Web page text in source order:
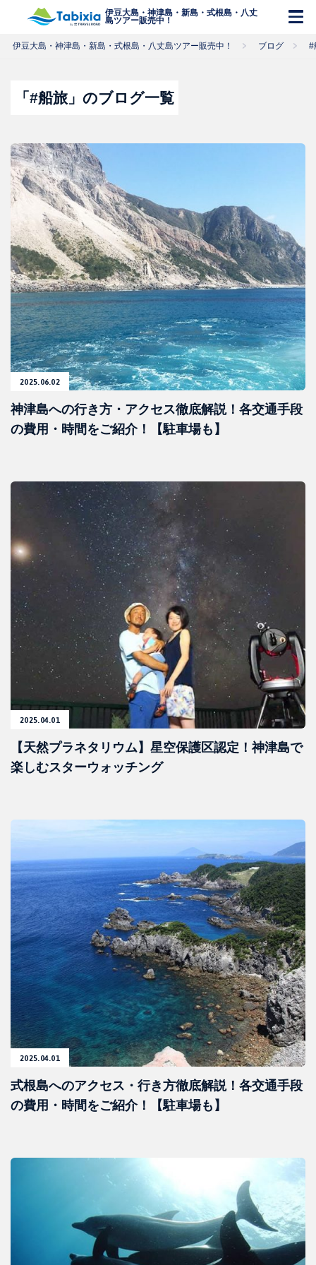
伊豆大島・神津島・新島・式根島・八丈
島ツアー販売中！
伊豆大島・神津島・新島・式根島・八丈島ツアー販売中！ ブログ #
「#船旅」のブログ一覧
2025.06.02
神津島への行き方・アクセス徹底解説！各交通手段
の費用・時間をご紹介！【駐車場も】
2025.04.01
【天然プラネタリウム】星空保護区認定！神津島で
楽しむスターウォッチング
2025.04.01
式根島へのアクセス・行き方徹底解説！各交通手段
の費用・時間をご紹介！【駐車場も】